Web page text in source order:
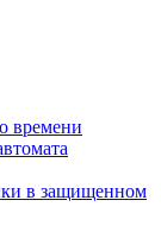
времени
в защищенном